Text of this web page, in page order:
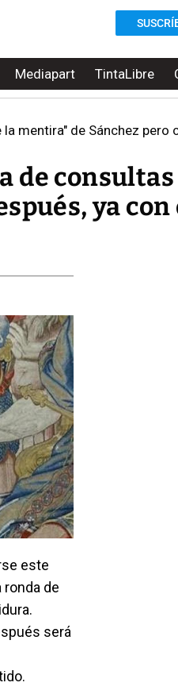
Mediapart TintaLibre
mentira" de Sánchez pero
de consultas
ya con
este
de
será